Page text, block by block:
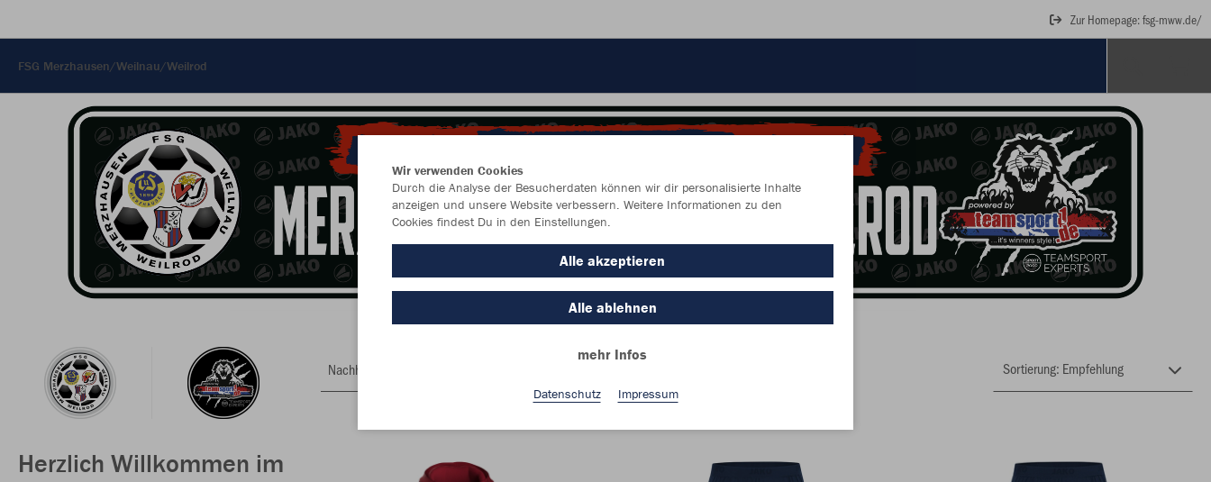
Zur Homepage: fsg-mww.de/
FSG Merzhausen/Weilnau/Weilrod
Herzlich Willkommen im
Nachhaltig
Wir verwenden Cookies
Durch die Analyse der Besucherdaten können wir dir personalisierte Inhalte
anzeigen und unsere Website verbessern. Weitere Informationen zu den
Cookies findest Du in den Einstellungen.
Alle akzeptieren
Alle ablehnen
mehr Infos
Datenschutz Impressum